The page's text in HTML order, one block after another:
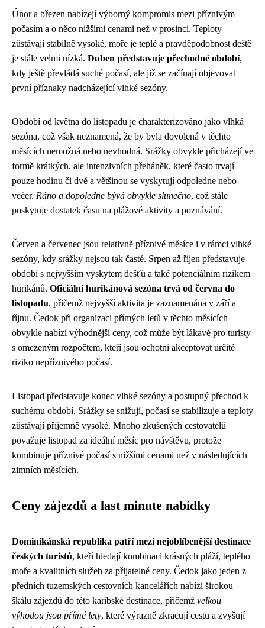
Únor a březen nabízejí výborný kompromis mezi příznivým
počasím a o něco nižšími cenami než v prosinci. Teploty
zůstávají stabilně vysoké, moře je teplé a pravděpodobnost deště
je stále velmi nízká. Duben představuje přechodné období,
kdy ještě převládá suché počasí, ale již se začínají objevovat
první příznaky nadcházející vlhké sezóny.
Období od května do listopadu je charakterizováno jako vlhká
sezóna, což však neznamená, že by byla dovolená v těchto
měsících nemožná nebo nevhodná. Srážky obvykle přicházejí ve
formě krátkých, ale intenzivních přeháněk, které často trvají
pouze hodinu či dvě a většinou se vyskytují odpoledne nebo
večer. Ráno a dopoledne bývá obvykle slunečno, což stále
poskytuje dostatek času na plážové aktivity a poznávání.
Červen a červenec jsou relativně příznivé měsíce i v rámci vlhké
sezóny, kdy srážky nejsou tak časté. Srpen až říjen představuje
období s nejvyšším výskytem dešťů a také potenciálním rizikem
hurikánů. Oficiální hurikánová sezóna trvá od června do
listopadu, přičemž nejvyšší aktivita je zaznamenána v září a
říjnu. Čedok při organizaci přímých letů v těchto měsících
obvykle nabízí výhodnější ceny, což může být lákavé pro turisty
s omezeným rozpočtem, kteří jsou ochotni akceptovat určité
riziko nepříznivého počasí.
Listopad představuje konec vlhké sezóny a postupný přechod k
suchému období. Srážky se snižují, počasí se stabilizuje a teploty
zůstávají příjemně vysoké. Mnoho zkušených cestovatelů
považuje listopad za ideální měsíc pro návštěvu, protože
kombinuje příznivé počasí s nižšími cenami než v následujících
zimních měsících.
Ceny zájezdů a last minute nabídky
Dominikánská republika patří mezi nejoblíbenější destinace
českých turistů, kteří hledají kombinaci krásných pláží, teplého
moře a kvalitních služeb za přijatelné ceny. Čedok jako jeden z
předních tuzemských cestovních kancelářích nabízí širokou
škálu zájezdů do této karibské destinace, přičemž velkou
výhodou jsou přímé lety, které výrazně zkracují cestu a zvyšují